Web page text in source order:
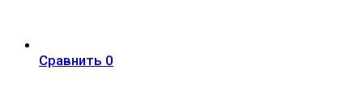
Сравнить 0